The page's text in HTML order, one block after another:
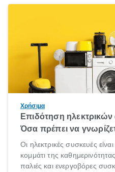
Χρήσιμα
Επιδότηση
Όσα πρέπει να
Οι ηλεκτρικές συσκευές
κομμάτι της
παλιές και ενεργοβόρες